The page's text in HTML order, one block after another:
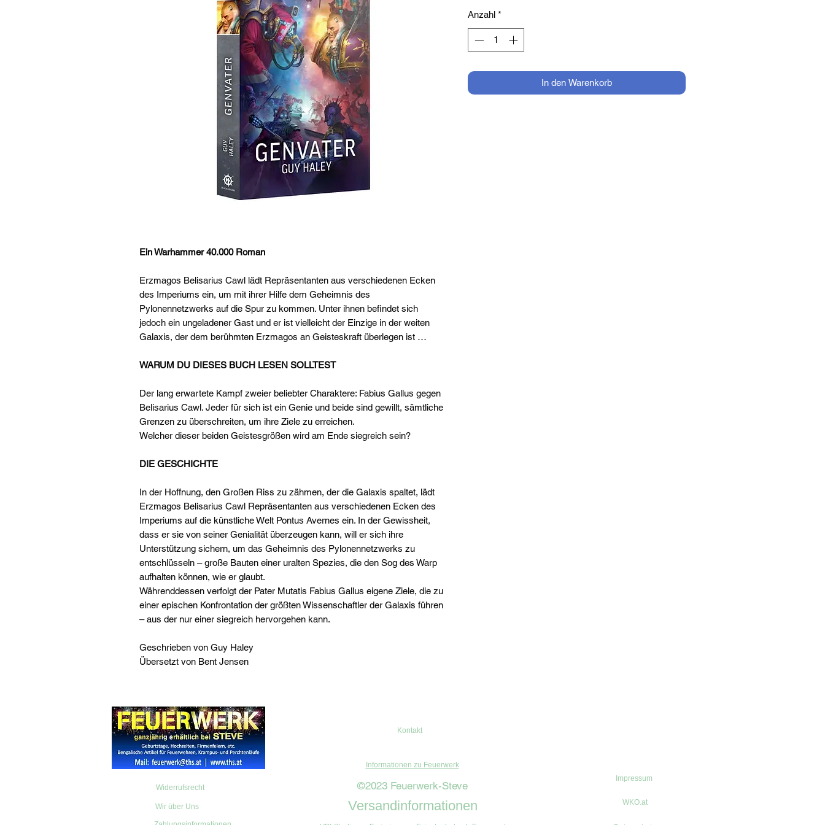
Ein Warhammer 40.000 Roman
Erzmagos Belisarius Cawl lädt Repräsentanten aus verschiedenen Ecken
des Imperiums ein, um mit ihrer Hilfe dem Geheimnis des
Pylonennetzwerks auf die Spur zu kommen. Unter ihnen befindet sich
jedoch ein ungeladener Gast und er ist vielleicht der Einzige in der weiten
Galaxis, der dem berühmten Erzmagos an Geisteskraft überlegen ist …
WARUM DU DIESES BUCH LESEN SOLLTEST
Der lang erwartete Kampf zweier beliebter Charaktere: Fabius Gallus gegen
Belisarius Cawl. Jeder für sich ist ein Genie und beide sind gewillt, sämtliche
Grenzen zu überschreiten, um ihre Ziele zu erreichen.
Welcher dieser beiden Geistesgrößen wird am Ende siegreich sein?
DIE GESCHICHTE
In der Hoffnung, den Großen Riss zu zähmen, der die Galaxis spaltet, lädt
Erzmagos Belisarius Cawl Repräsentanten aus verschiedenen Ecken des
Imperiums auf die künstliche Welt Pontus Avernes ein. In der Gewissheit,
dass er sie von seiner Genialität überzeugen kann, will er sich ihre
Unterstützung sichern, um das Geheimnis des Pylonennetzwerks zu
entschlüsseln – große Bauten einer uralten Spezies, die den Sog des Warp
aufhalten können, wie er glaubt.
Währenddessen verfolgt der Pater Mutatis Fabius Gallus eigene Ziele, die zu
einer epischen Konfrontation der größten Wissenschaftler der Galaxis führen
– aus der nur einer siegreich hervorgehen kann.
Geschrieben von Guy Haley
Übersetzt von Bent Jensen
Anzahl *
In den Warenkorb
Widerrufsrecht
Wir über Uns
Kontakt
Informationen zu Feuerwerk
©2023 Feuerwerk-Steve
Versandinformationen
Impressum
WKO.at